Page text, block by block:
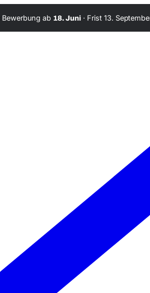
Bewerbung ab 18. Juni · Frist 13.